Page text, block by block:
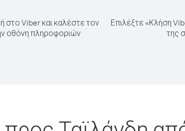
στο Viber και καλέστε τον
οθόνη πληροφοριών
Επιλέξτε «Κλήση
της